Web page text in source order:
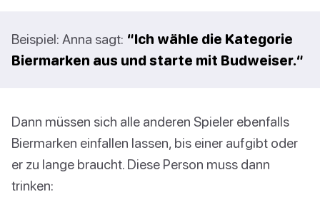
Beispiel: Anna sagt: “Ich wähle die Kategorie
Biermarken aus und starte mit Budweiser.“
Dann müssen sich alle anderen Spieler ebenfalls
Biermarken einfallen lassen, bis einer aufgibt oder
er zu lange braucht. Diese Person muss dann
trinken: